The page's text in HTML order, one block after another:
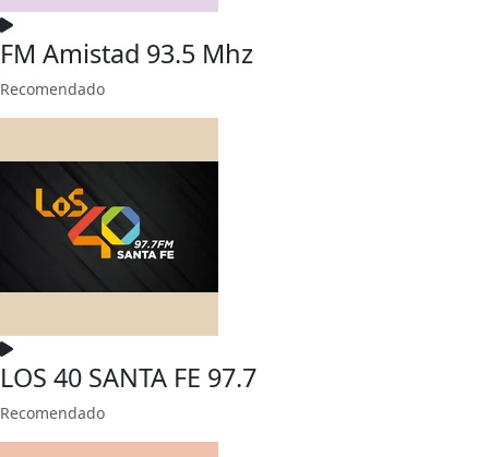
FM Amistad 93.5 Mhz
Recomendado
LOS 40 SANTA FE 97.7
Recomendado